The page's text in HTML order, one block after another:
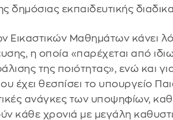
δημόσιας εκπαιδευτικής
Εικαστικών Μαθημάτων κάνει
η οποία «παρέχεται από
της ποιότητας», ενώ και
έχει θεσπίσει το υπουργείο
ανάγκες των υποψηφίων,
κάθε χρονιά με μεγάλη